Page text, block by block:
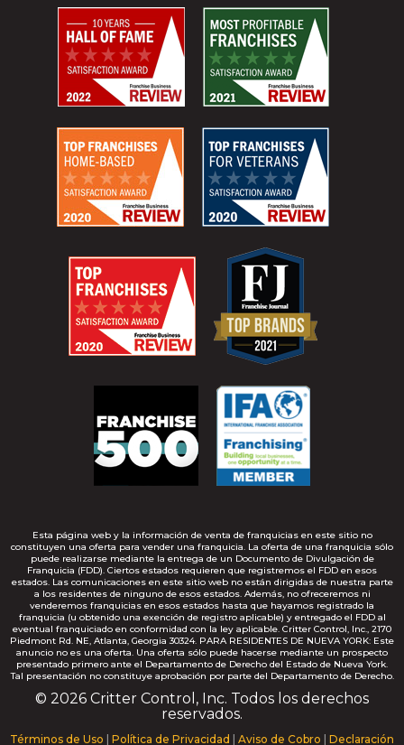
Esta página web y la información de venta de franquicias en este sitio no
constituyen una oferta para vender una franquicia. La oferta de una franquicia sólo
puede realizarse mediante la entrega de un Documento de Divulgación de
Franquicia (FDD). Ciertos estados requieren que registremos el FDD en esos
estados. Las comunicaciones en este sitio web no están dirigidas de nuestra parte
a los residentes de ninguno de esos estados. Además, no ofreceremos ni
venderemos franquicias en esos estados hasta que hayamos registrado la
franquicia (u obtenido una exención de registro aplicable) y entregado el FDD al
eventual franquiciado en conformidad con la ley aplicable. Critter Control, Inc., 2170
Piedmont Rd. NE, Atlanta, Georgia 30324. PARA RESIDENTES DE NUEVA YORK: Este
anuncio no es una oferta. Una oferta sólo puede hacerse mediante un prospecto
presentado primero ante el Departamento de Derecho del Estado de Nueva York.
Tal presentación no constituye aprobación por parte del Departamento de Derecho.
© 2026 Critter Control, Inc. Todos los derechos
reservados.
Términos de Uso Política de Privacidad Aviso de Cobro Declaración